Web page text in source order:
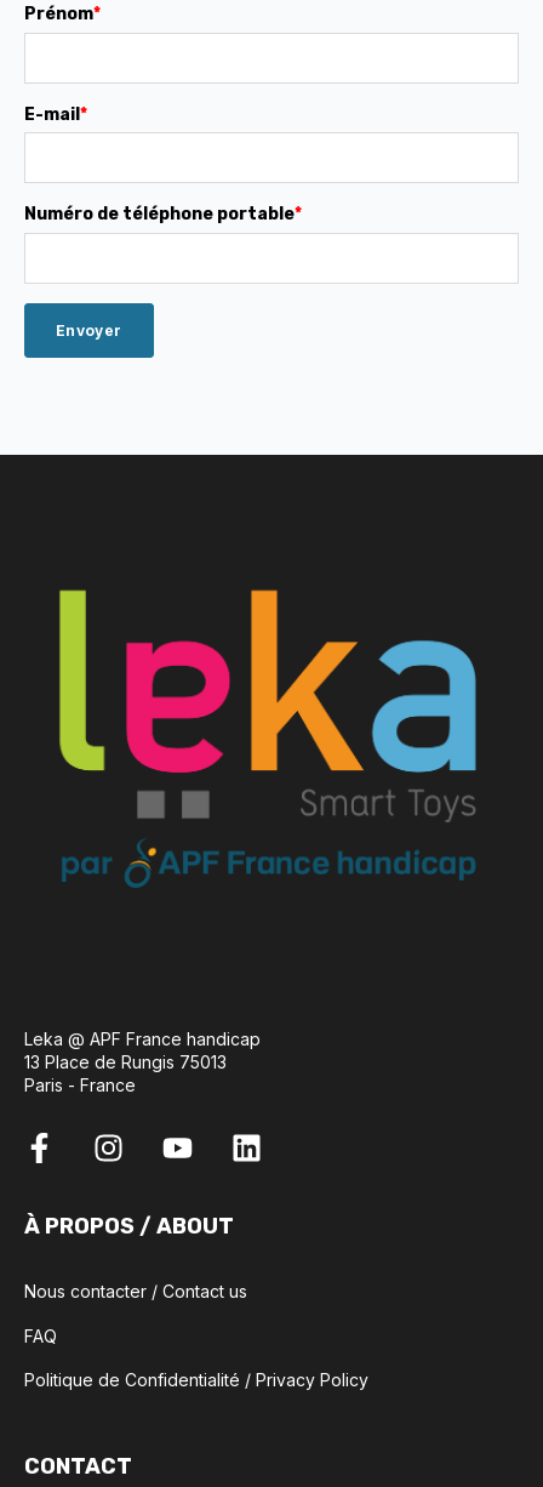
Prénom*
E-mail *
Numéro de téléphone portable*
Leka @ APF France handicap
13 Place de Rungis 75013
Paris - France
À PROPOS / ABOUT
Nous contacter / Contact us
FAQ
Politique de Confidentialité / Privacy Policy
CONTACT